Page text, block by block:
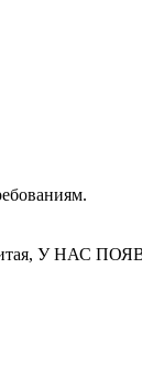
из Китая, У